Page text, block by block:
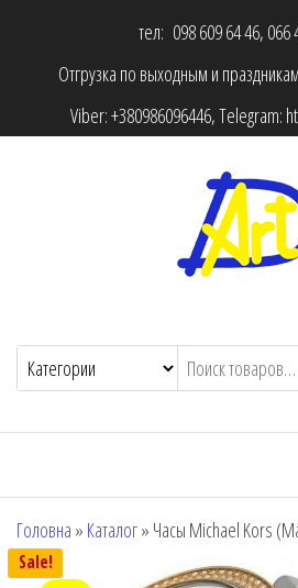
тел: 098 609 64 46, 066
Отгрузка по выходным и
Viber:+380986096446, Telegram:
Головна » Каталог» Часы Michael Kors
Sale!